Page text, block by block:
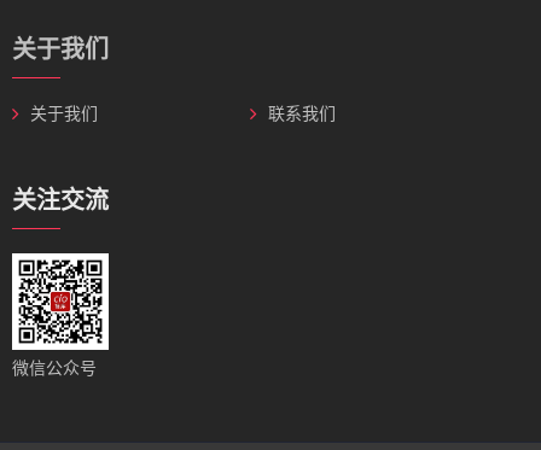
关于我们
关于我们 联系我们
关注交流
微信公众号